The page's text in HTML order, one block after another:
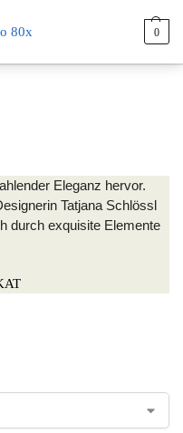
0
Eleganz hervor.
Tatjana Schlössl
durch exquisite Elemente